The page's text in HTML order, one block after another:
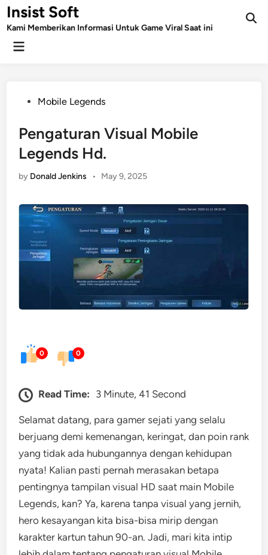
Skip
toInsist Soft
Kami Memberikan Informasi Untuk Game Viral Saat ini
Main
PostedMobile Legends
Pengaturan Visual Mobile
Legends Hd.
by Donald Jenkins • May 9, 2025
0 0
Read Time: 3 Minute, 41 Second
Selamat datang, para gamer sejati yang selalu
berjuang demi kemenangan, keringat, dan poin rank
yang tidak ada hubungannya dengan kehidupan
nyata! Kalian pasti pernah merasakan betapa
pentingnya tampilan visual HD saat main Mobile
Legends, kan? Ya, karena tanpa visual yang jernih,
hero kesayangan kita bisa-bisa mirip dengan
karakter kartun tahun 90-an. Jadi, mari kita intip